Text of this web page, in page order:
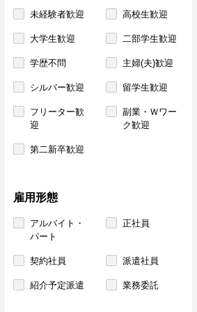
未経験者歓迎 高校生歓迎
大学生歓迎 二部学生歓迎
学歴不問 主婦(夫)歓迎
シルバー歓迎 留学生歓迎
フリーター歓
迎
副業・Ｗワー
ク歓迎
第二新卒歓迎
雇用形態
アルバイト・
パート
正社員
契約社員 派遣社員
紹介予定派遣 業務委託